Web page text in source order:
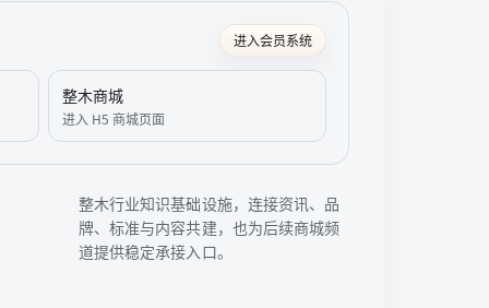
进入会员系统
整木商城
进入 H5 商城页面
整木行业知识基础设施，连接资讯、品
牌、标准与内容共建，也为后续商城频
道提供稳定承接入口。